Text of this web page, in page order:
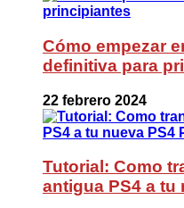
Cómo empezar
definitiva para
22 febrero 2024
Tutorial: Como
antigua PS4 a tu